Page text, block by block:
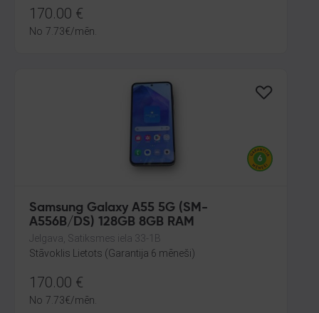
170.00 €
No 7.73€/mēn.
Samsung Galaxy A55 5G (SM-
A556B/DS) 128GB 8GB RAM
Jelgava, Satiksmes iela 33-1B
Stāvoklis Lietots (Garantija 6 mēneši)
170.00 €
No 7.73€/mēn.